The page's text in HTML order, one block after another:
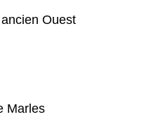
Ouest
Marles